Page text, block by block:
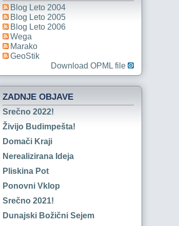
Blog Leto 2004
Blog Leto 2005
Blog Leto 2006
Wega
Marako
GeoStik
Download OPML file
ZADNJE OBJAVE
Srečno 2022!
Živijo Budimpešta!
Domači Kraji
Nerealizirana Ideja
Pliskina Pot
Ponovni Vklop
Srečno 2021!
Dunajski Božični Sejem